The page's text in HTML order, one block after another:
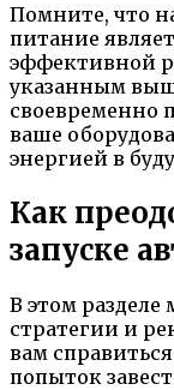
Помните, что
питание
эффективной
указанным
своевременно
ваше
энергией в
Как
запуске
В этом
стратегии и
вам
попыток